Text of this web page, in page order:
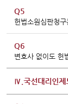
Q5
헌법소원심판청
Q6
변호사 없이도 헌
Ⅳ.국선대리인제